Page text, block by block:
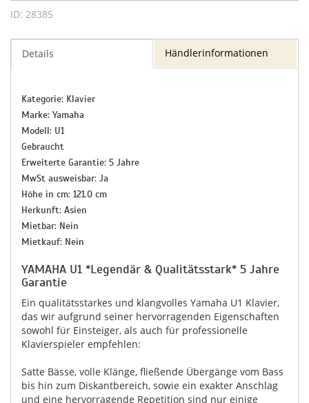
ID: 28385
Details Händlerinformationen
Kategorie: Klavier
Marke: Yamaha
Modell: U1
Gebraucht
Erweiterte Garantie: 5 Jahre
MwSt ausweisbar: Ja
Höhe in cm: 121.0 cm
Herkunft: Asien
Mietbar: Nein
Mietkauf: Nein
YAMAHA U1 *Legendär & Qualitätsstark* 5 Jahre
Garantie
Ein qualitätsstarkes und klangvolles Yamaha U1 Klavier,
das wir aufgrund seiner hervorragenden Eigenschaften
sowohl für Einsteiger, als auch für professionelle
Klavierspieler empfehlen:
Satte Bässe, volle Klänge, fließende Übergänge vom Bass
bis hin zum Diskantbereich, sowie ein exakter Anschlag
und eine hervorragende Repetition sind nur einige